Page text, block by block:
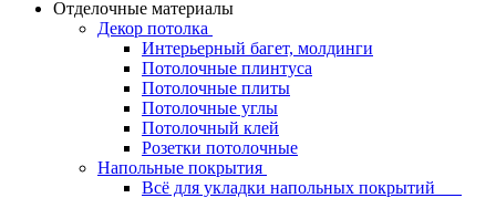
Отделочные материалы
Декор потолка
Интерьерный багет, молдинги
Потолочные плинтуса
Потолочные плиты
Потолочные углы
Потолочный клей
Розетки потолочные
Напольные покрытия
Всё для укладки напольных покрытий